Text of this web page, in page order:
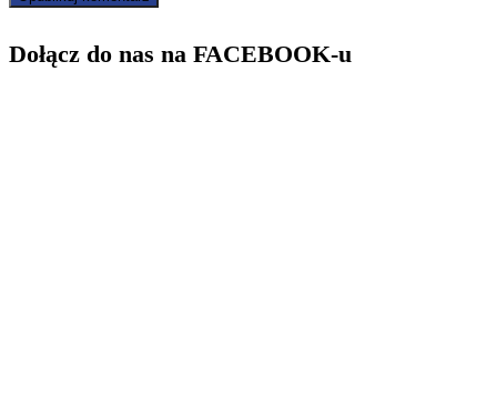
Dołącz do nas na FACEBOOK-u